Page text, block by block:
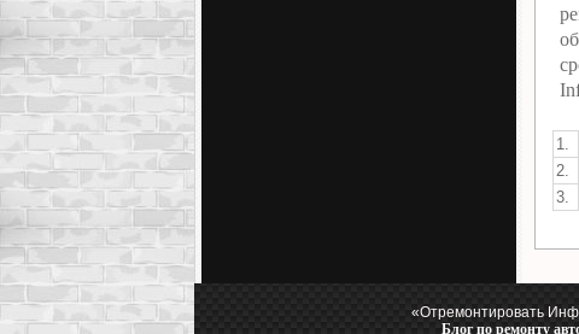
1.
2.
3.
«Отремонтировать
Блог по ремонту